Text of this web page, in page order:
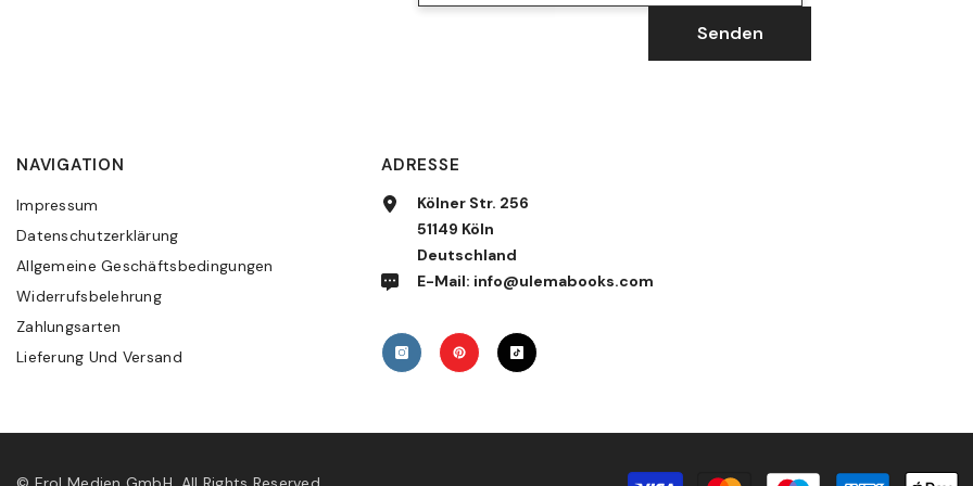
Senden
NAVIGATION
Impressum
Datenschutzerklärung
Allgemeine Geschäftsbedingungen
Widerrufsbelehrung
Zahlungsarten
Lieferung Und Versand
ADRESSE
Kölner Str. 256
51149 Köln
Deutschland
E-Mail: info@ulemabooks.com